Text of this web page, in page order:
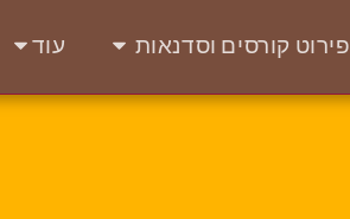
פירוט קורסים וסדנאות עוד